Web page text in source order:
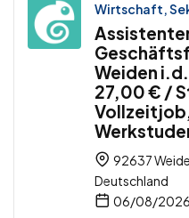
Wirtschaft,
Weiden
27,00 € /
92637
Deutschland
06/08/2026